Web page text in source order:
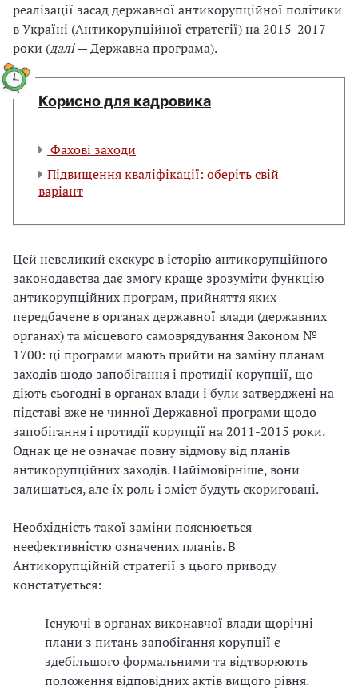
реалізації засад державної антикорупційної політики
в Україні (Антикорупційної стратегії) на 2015-2017
роки (далі— Державна програма).
Корисно для кадровика
Фахові заходи
Підвищення кваліфікації: оберіть свій
варіант
Цей невеликий екскурс в історію антикорупційного
законодавства дає змогу краще зрозуміти функцію
антикорупційних програм, прийняття яких
передбачене в органах державної влади (державних
органах) та місцевого самоврядування Законом №
1700: ці програми мають прийти на заміну планам
заходів щодо запобігання і протидії корупції, що
діють сьогодні в органах влади і були затверджені на
підставі вже не чинної Державної програми щодо
запобігання і протидії корупції на 2011-2015 роки.
Однак це не означає повну відмову від планів
антикорупційних заходів. Найімовірніше, вони
залишаться, але їх роль і зміст будуть скориговані.
Необхідність такої заміни пояснюється
неефективністю означених планів. В
Антикорупційній стратегії з цього приводу
констатується:
Існуючі в органах виконавчої влади щорічні
плани з питань запобігання корупції є
здебільшого формальними та відтворюють
положення відповідних актів вищого рівня.